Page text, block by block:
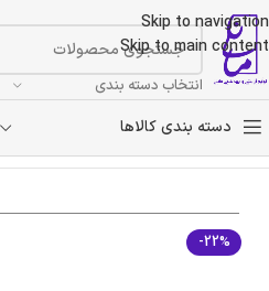
Skip to navigation
Skip to main content
انتخاب دسته بندی
دسته بندی کالاها
خانه محصولات آرایشی و مراقبتی پوست
-22%